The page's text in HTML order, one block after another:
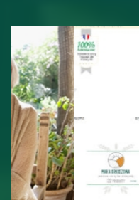
Sklep
WIĘCEJ